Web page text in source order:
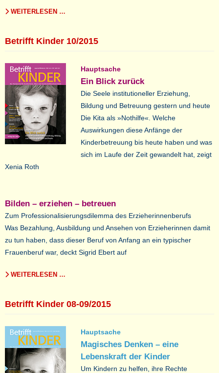
WEITERLESEN …
Betrifft Kinder 10/2015
Hauptsache
Ein Blick zurück
Die Seele institutioneller Erziehung,
Bildung und Betreuung gestern und heute
Die Kita als »Nothilfe«. Welche
Auswirkungen diese Anfänge der
Kinderbetreuung bis heute haben und was
sich im Laufe der Zeit gewandelt hat, zeigt
Xenia Roth
Bilden – erziehen – betreuen
Zum Professionalisierungsdilemma des Erzieherinnenberufs
Was Bezahlung, Ausbildung und Ansehen von Erzieherinnen damit
zu tun haben, dass dieser Beruf von Anfang an ein typischer
Frauenberuf war, deckt Sigrid Ebert auf
WEITERLESEN …
Betrifft Kinder 08-09/2015
Hauptsache
Magisches Denken – eine
Lebenskraft der Kinder
Um Kindern zu helfen, ihre Rechte